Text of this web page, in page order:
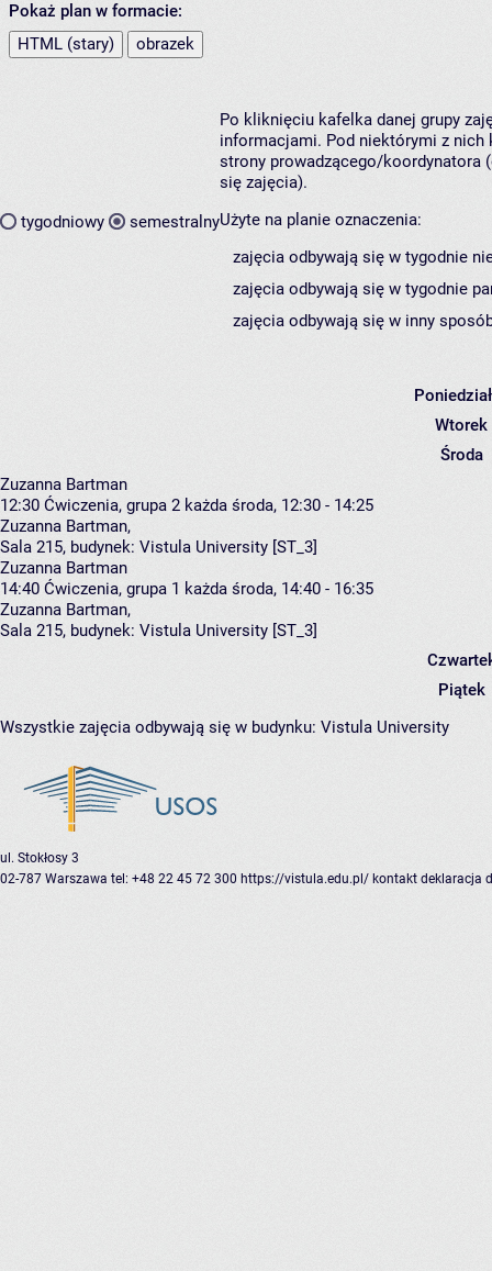
Pokaż plan w formacie:
HTML (stary)
obrazek
tygodniowy semestralny
Po kliknięciu kafelka danej grupy
informacjami. Pod niektórymi z nich
strony prowadzącego/koordynatora
się zajęcia).
Użyte na planie oznaczenia:
zajęcia odbywają się w tygodnie
zajęcia odbywają się w tygodnie
zajęcia odbywają się w inny
Wtorek
Środa
Zuzanna Bartman
12:30 Ćwiczenia, grupa 2 każda środa, 12:30 - 14:25
Zuzanna Bartman,
Sala 215, budynek: Vistula University [ST_3]
Zuzanna Bartman
14:40 Ćwiczenia, grupa 1 każda środa, 14:40 - 16:35
Zuzanna Bartman,
Sala 215, budynek: Vistula University [ST_3]
Piątek
Wszystkie zajęcia odbywają się w budynku: Vistula University
ul. Stokłosy 3
02-787 Warszawa tel: +48 22 45 72 300 https://vistula.edu.pl/ kontakt deklaracja